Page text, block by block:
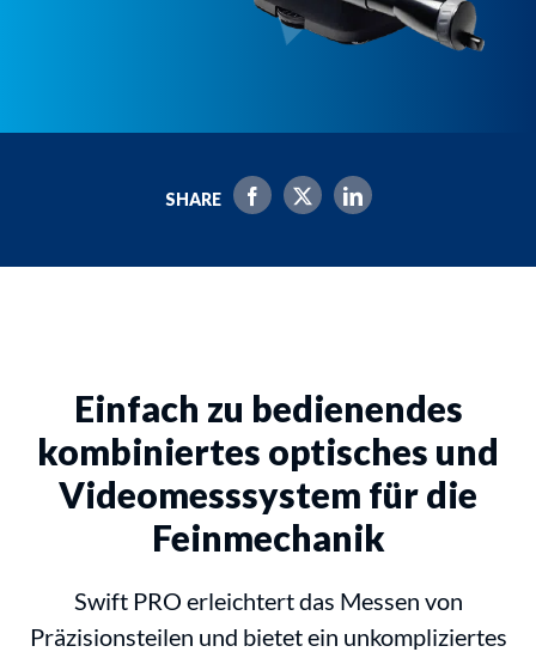
SHARE
Einfach zu bedienendes
kombiniertes optisches und
Videomesssystem für die
Feinmechanik
Swift PRO erleichtert das Messen von
Präzisionsteilen und bietet ein unkompliziertes